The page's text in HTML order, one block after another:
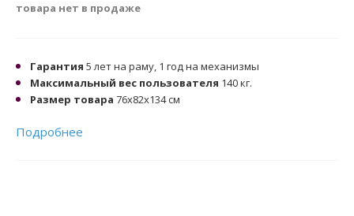
товара нет в продаже
Гарантия 5 лет на раму, 1 год на механизмы
Максимальный вес пользователя 140 кг.
Размер товара 76x82x134 см
Подробнее